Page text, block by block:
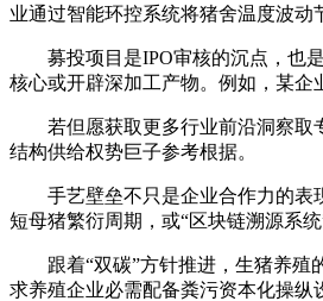
业通过智能环控系统将猪舍温度波动
募投项目是IPO审核的沉点，也是
核心或开辟深加工产物。例如，某企
若但愿获取更多行业前沿洞察取专
结构供给权势巨子参考根据。
手艺壁垒不只是企业合作力的表现
短母猪繁衍周期，或“区块链溯源系
跟着“双碳”方针推进，生猪养殖的
求养殖企业必需配备粪污资本化操纵